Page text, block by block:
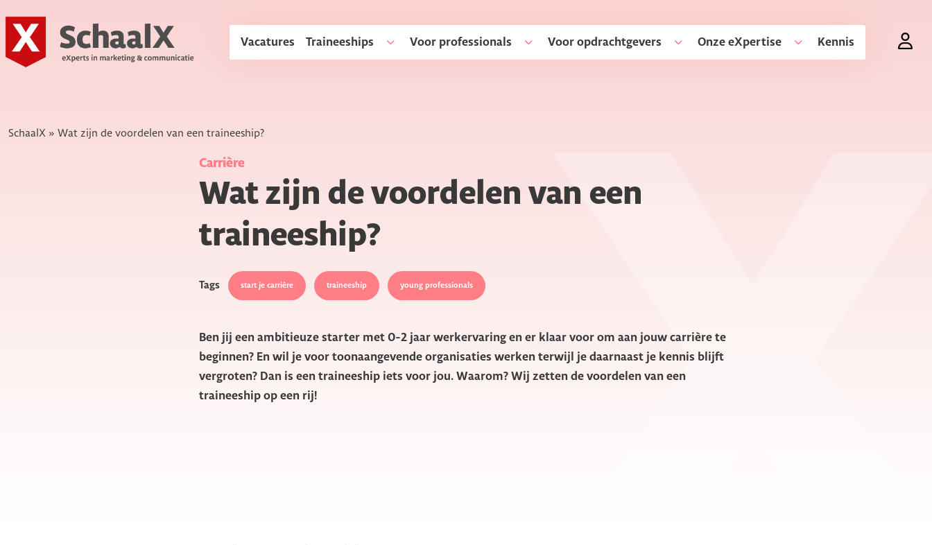
SchaalX
Vacatures Traineeships Voor professionals Voor opdrachtgevers Onze eXpertise Kennis
SchaalX » Wat zijn de voordelen van een traineeship?
Carrière
Wat zijn de voordelen van een
traineeship?
Tags start je carrière traineeship young professionals
Ben jij een ambitieuze starter met 0-2 jaar werkervaring en er klaar voor om aan jouw carrière te
beginnen? En wil je voor toonaangevende organisaties werken terwijl je daarnaast je kennis blijft
vergroten? Dan is een traineeship iets voor jou. Waarom? Wij zetten de voordelen van een
traineeship op een rij!